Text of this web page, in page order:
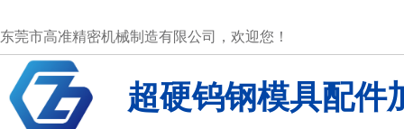
东莞市高准精密机械制造有限公司，欢迎您！
超硬钨钢模具配件